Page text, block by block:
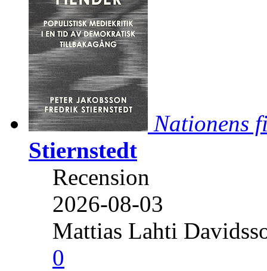
Nationens
Stiernstedt
Recension
2026-08-03
Mattias Lahti
0